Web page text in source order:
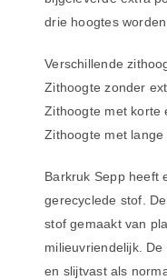
drie hoogtes
Verschillende
Zithoogte zonder
Zithoogte met korte
Zithoogte met lange
Barkruk Sepp heeft
gerecyclede stof.
stof gemaakt van
milieuvriendelijk.
en slijtvast als